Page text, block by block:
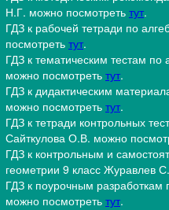
Н.Г. можно посмотреть тут.
ГДЗ к рабочей тетради по
посмотреть тут.
ГДЗ к тематическим тестам
можно посмотреть тут.
ГДЗ к дидактическим
можно посмотреть тут.
ГДЗ к тетради контрольных
Сайткулова О.В. можно
ГДЗ к контрольным и
геометрии 9 класс Журавлев
ГДЗ к поурочным разработкам
можно посмотреть тут.